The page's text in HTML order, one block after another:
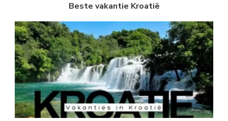
Beste vakantie Kroatië